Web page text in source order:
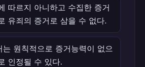
따르지 아니하고 수집한 증거
유죄의 증거로 삼을 수 없다.
는 원칙적으로 증거능력이 없으
인정될 수 있다.